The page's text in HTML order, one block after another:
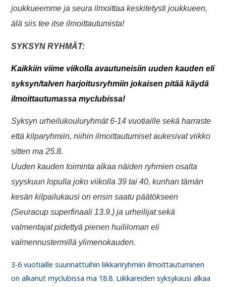
joukkueemme ja seura ilmoittaa keskitetysti joukkueen,
älä siis tee itse ilmoittautumista!
SYKSYN RYHMÄT:
Kaikkiin viime viikolla avautuneisiin uuden kaudeneli
syksyn/talvenharjoitusryhmiin jokaisen pitää käydä
ilmoittautumassa myclubissa!
Syksyn urheilukouluryhmät 6-14 vuotiaille sekä harraste
että kilparyhmiin, niihin ilmoittautumiset aukesivat viikko
sitten ma 25.8.
Uuden kauden toiminta alkaa näiden ryhmien osalta
syyskuun lopulla joko viikolla 39 tai 40, kunhan tämän
kesän kilpailukausi on ensin saatu päätökseen
(Seuracup superfinaali 13.9.) ja urheilijat sekä
valmentajat pidettyä pienen huililoman eli
valmennustermillä ylimenokauden.
3-6 vuotiaille suunnattuihin liikkariryhmiin ilmoittautuminen
on alkanut myclubissa ma 18.8. Liikkareiden syksykausi alkaa